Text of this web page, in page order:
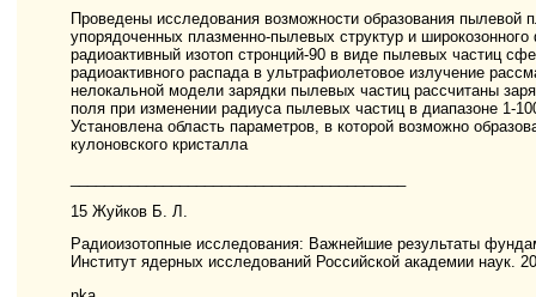
Проведены исследования возможности образования пылевой
упорядоченных плазменно-пылевых структур и
радиоактивный изотоп стронций-90 в виде пылевых частиц
радиоактивного распада в ультрафиолетовое излучение
нелокальной модели зарядки пылевых частиц рассчитаны
поля при изменении радиуса пылевых частиц в диапазоне 1-
Установлена область параметров, в которой возможно
кулоновского кристалла
15 Жуйков Б. Л.
Радиоизотопные исследования: Важнейшие результаты
Институт ядерных исследований Российской академии наук.